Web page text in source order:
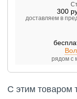
300
доставляем в
рядом с
С этим товаром